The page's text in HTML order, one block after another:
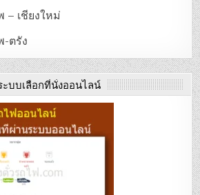
– เชียงใหม่
-ตรัง
ะบบเลือกที่นั่งออนไลน์